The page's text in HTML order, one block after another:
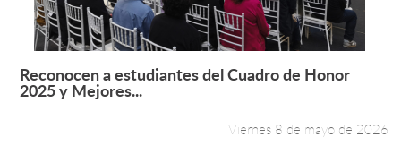
Leer más +
Reconocen a estudiantes del Cuadro de Honor
2025 y Mejores...
Viernes 8 de mayo de 2026